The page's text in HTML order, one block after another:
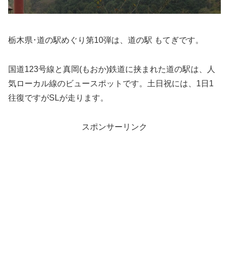
栃木県･道の駅めぐり第10弾は、道の駅 もてぎです。
国道123号線と真岡(もおか)鉄道に挟まれた道の駅は、人
気ローカル線のビュースポットです。土日祝には、1日1
往復ですがSLが走ります。
スポンサーリンク